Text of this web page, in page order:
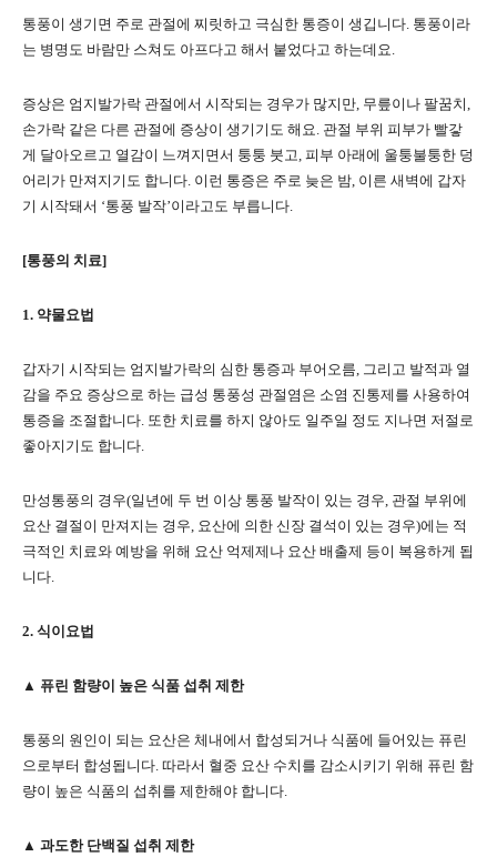
통풍이 생기면 주로 관절에 찌릿하고 극심한 통증이 생깁니다. 통풍이라
는 병명도 바람만 스쳐도 아프다고 해서 붙었다고 하는데요.
증상은 엄지발가락 관절에서 시작되는 경우가 많지만, 무릎이나 팔꿈치,
손가락 같은 다른 관절에 증상이 생기기도 해요. 관절 부위 피부가 빨갛
게 달아오르고 열감이 느껴지면서 퉁퉁 붓고, 피부 아래에 울퉁불퉁한 덩
어리가 만져지기도 합니다. 이런 통증은 주로 늦은 밤, 이른 새벽에 갑자
기 시작돼서 ‘통풍 발작’이라고도 부릅니다.
[통풍의 치료]
1. 약물요법
갑자기 시작되는 엄지발가락의 심한 통증과 부어오름, 그리고 발적과 열
감을 주요 증상으로 하는 급성 통풍성 관절염은 소염 진통제를 사용하여
통증을 조절합니다. 또한 치료를 하지 않아도 일주일 정도 지나면 저절로
좋아지기도 합니다.
만성통풍의 경우(일년에 두 번 이상 통풍 발작이 있는 경우, 관절 부위에
요산 결절이 만져지는 경우, 요산에 의한 신장 결석이 있는 경우)에는 적
극적인 치료와 예방을 위해 요산 억제제나 요산 배출제 등이 복용하게 됩
니다.
2. 식이요법
▲ 퓨린 함량이 높은 식품 섭취 제한
통풍의 원인이 되는 요산은 체내에서 합성되거나 식품에 들어있는 퓨린
으로부터 합성됩니다. 따라서 혈중 요산 수치를 감소시키기 위해 퓨린 함
량이 높은 식품의 섭취를 제한해야 합니다.
▲ 과도한 단백질 섭취 제한